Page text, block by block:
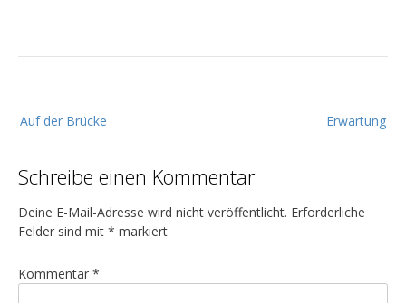
e
t
r
a
s
Erwartung
Auf der Brücke
Schreibe einen Kommentar
Deine E-Mail-Adresse wird nicht veröffentlicht. Erforderliche
Felder sind mit * markiert
Kommentar *